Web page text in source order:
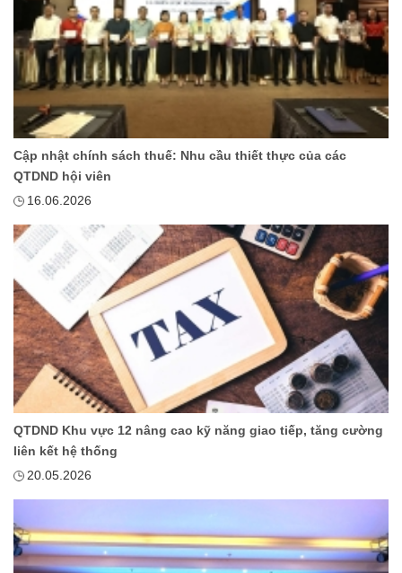
Cập nhật chính sách thuế: Nhu cầu thiết thực của các
QTDND hội viên
16.06.2026
QTDND Khu vực 12 nâng cao kỹ năng giao tiếp, tăng cường
liên kết hệ thống
20.05.2026